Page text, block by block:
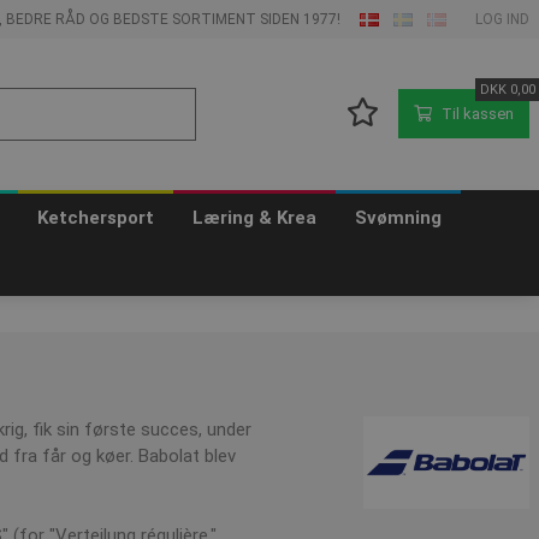
BEDRE RÅD OG BEDSTE SORTIMENT SIDEN 1977! LOG IND
Til kassen
DKK0,00
Ketchersport Læring & Krea Svømning
fik sin første succes, under
fra får og køer. Babolat blev